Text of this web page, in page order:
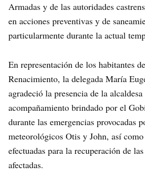
Armadas y de las autoridades
en acciones preventivas y de
particularmente durante la actual
En representación de los habitantes
Renacimiento, la delegada María
agradeció la presencia de la
acompañamiento brindado por el
durante las emergencias provocadas
meteorológicos Otis y John, así
efectuadas para la recuperación de
afectadas.